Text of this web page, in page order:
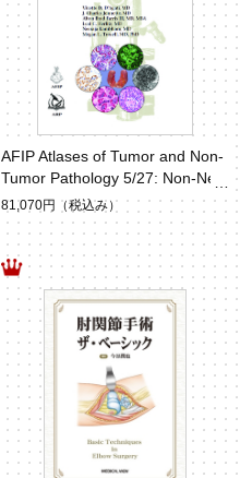
AFIP Atlases of Tumor and Non-
Tumor Pathology 5/27: Non-Neo
plastic Kidney Diseases
81,070円 （税込み）